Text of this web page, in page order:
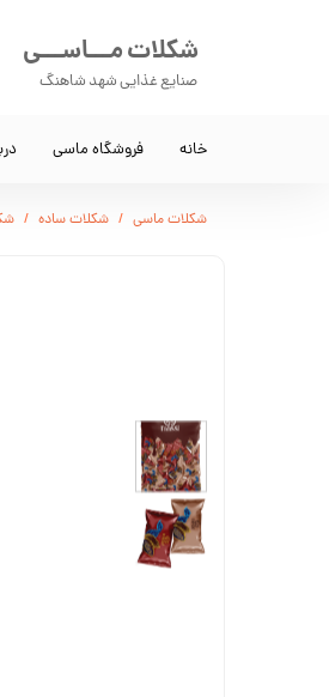
شکلات مـــاســـی
صنایع غذایی شهد شاهنگ
خانه فروشگاه ماسی
شکلات ماسی شکلات ساده